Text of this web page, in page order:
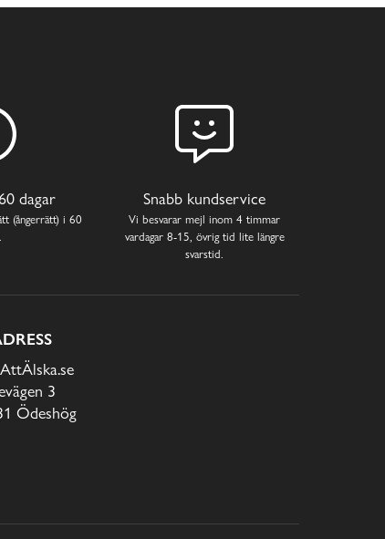
dagar
(ångerrätt) i 60
Snabb kundservice
Vi besvarar mejl inom 4 timmar
vardagar 8-15, övrig tid lite längre
svarstid.
3
Ödeshög